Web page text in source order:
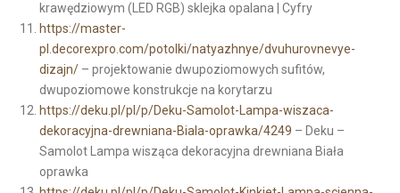
krawędziowym (LED RGB) sklejka opalana | Cyfry
https://master-
pl.decorexpro.com/potolki/natyazhnye/dvuhurovnevye-
dizajn/– projektowanie dwupoziomowych sufitów,
dwupoziomowe konstrukcje na korytarzu
https://deku.pl/pl/p/Deku-Samolot-Lampa-wiszaca-
dekoracyjna-drewniana-Biala-oprawka/4249 – Deku –
Samolot Lampa wisząca dekoracyjna drewniana Biała
oprawka